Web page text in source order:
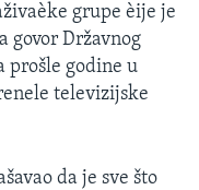
grupe èije je
govor Državnog
prošle godine u
televizijske
da je sve što